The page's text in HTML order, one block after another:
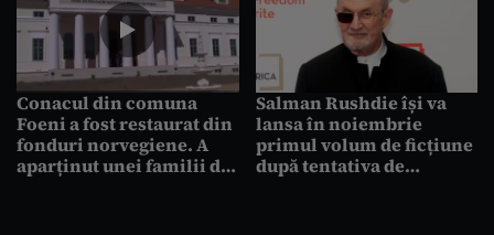
Conacul din comuna
Foeni a fost restaurat din
fonduri norvegiene. A
aparținut unei familii de
Salman Rushdie își va
lansa în noiembrie
primul volum de ficțiune
după tentativa de